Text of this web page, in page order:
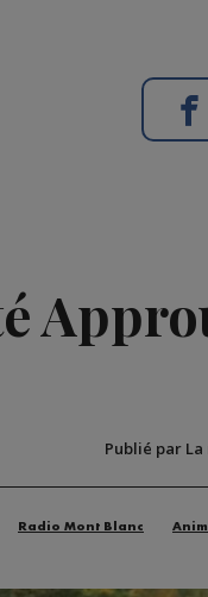
Publié par
Radio Mont Blanc